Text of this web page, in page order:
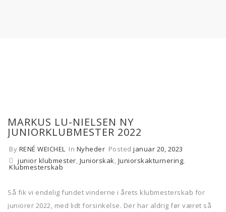
MARKUS LU-NIELSEN NY
JUNIORKLUBMESTER 2022
By RENÉ WEICHEL In Nyheder Posted januar 20, 2023
junior klubmester, Juniorskak, Juniorskakturnering,
Klubmesterskab
Så fik vi endelig fundet vinderne i årets klubmesterskab for
juniorer 2022, med lidt forsinkelse. Der har aldrig før været så